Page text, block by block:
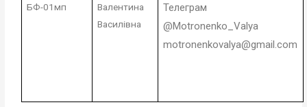
БФ-01мп
Валентина
Василівна
Телеграм
@Motronenko _Valya
motronenkovalya@gmail.com